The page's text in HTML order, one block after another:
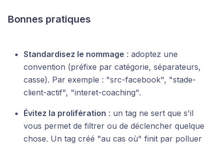
Bonnes pratiques
Standardisez le nommage : adoptez une
convention (préfixe par catégorie, séparateurs,
casse). Par exemple : "src-facebook", "stade-
client-actif", "interet-coaching".
Évitez la prolifération : un tag ne sert que s'il
vous permet de filtrer ou de déclencher quelque
chose. Un tag créé "au cas où" finit par polluer